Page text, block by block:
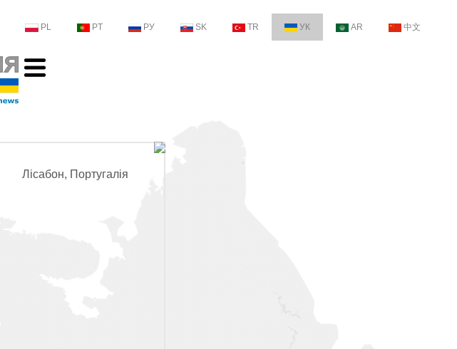
PL PT РУ SK TR УК AR 中文
Лісабон, Португалія